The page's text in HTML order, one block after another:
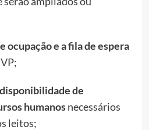
ocupação e a fila de espera
disponibilidade de
humanosnecessários
leitos;